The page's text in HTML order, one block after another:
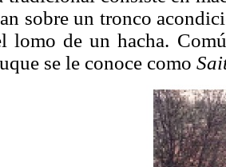
sobre un tronco
lomo de un hacha.
se le conoce como